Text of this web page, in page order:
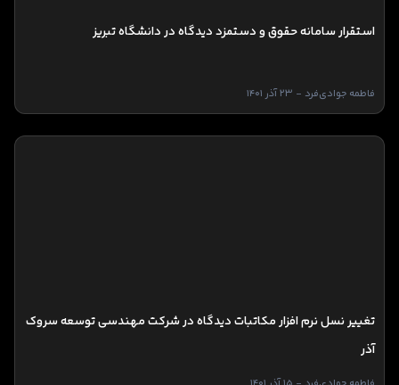
استقرار سامانه حقوق و دستمزد دیدگاه در دانشگاه تبریز
فاطمه جوادی‌فرد - 23 آذر 1401
تغییر نسل نرم افزار مکاتبات دیدگاه در شرکت مهندسی توسعه سروک
آذر